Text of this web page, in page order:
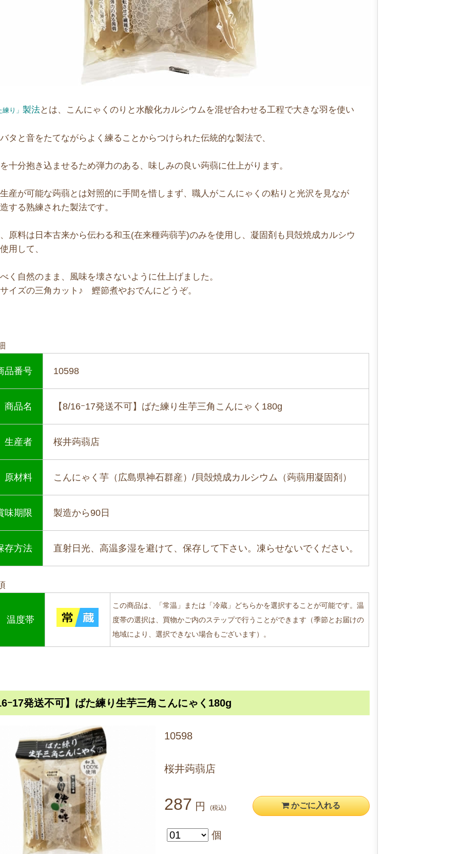
練り」製法とは、こんにゃくのりと水酸化カルシウムを混ぜ合わせる工程で大きな羽を使い
タと音をたてながらよく練ることからつけられた伝統的な製法で、
十分抱き込ませるため弾力のある、味しみの良い蒟蒻に仕上がります。
産が可能な蒟蒻とは対照的に手間を惜しまず、職人がこんにゃくの粘りと光沢を見なが
する熟練された製法です。
原料は日本古来から伝わる和玉(在来種蒟蒻芋)のみを使用し、凝固剤も貝殻焼成カルシウ
用して、
く自然のまま、風味を壊さないように仕上げました。
イズの三角カット♪ 鰹節煮やおでんにどうぞ。
品番号 10598
商品名 【8/16ｰ17発送不可】ばた練り生芋三角こんにゃく180g
生産者 桜井蒟蒻店
原材料 こんにゃく芋（広島県神石群産）/貝殻焼成カルシウム（蒟蒻用凝固剤）
味期限 製造から90日
存方法 直射日光、高温多湿を避けて、保存して下さい。凍らせないでください。
温度帯
この商品は、「常温」または「冷蔵」どちらかを選択することが可能です。温
度帯の選択は、買物かご内のステップで行うことができます（季節とお届けの
地域により、選択できない場合もございます）。
ｰ17発送不可】ばた練り生芋三角こんにゃく180g
10598
桜井蒟蒻店
287 円 (税込) かごに入れる
個